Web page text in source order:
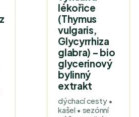
lékořice
(Thymus
vulgaris,
Glycyrrhiza
glabra) – bio
glycerinový
bylinný
extrakt
dýchací cesty •
kašel • sezónní